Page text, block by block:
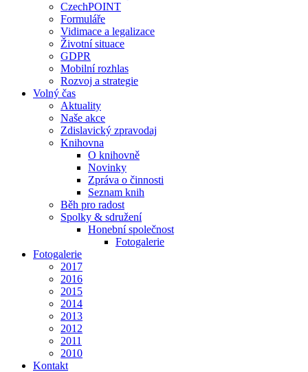
CzechPOINT
Formuláře
Vidimace a legalizace
Životní situace
GDPR
Mobilní rozhlas
Rozvoj a strategie
Volný čas
Aktuality
Naše akce
Zdislavický zpravodaj
Knihovna
O knihovně
Novinky
Zpráva o činnosti
Seznam knih
Běh pro radost
Spolky & sdružení
Honební společnost
Fotogalerie
Fotogalerie
2017
2016
2015
2014
2013
2012
2011
2010
Kontakt